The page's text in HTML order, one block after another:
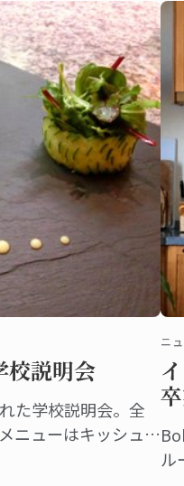
り出されます。
校説明会
た学校説明会。全
ニューはキッシュ・
ニ
ル